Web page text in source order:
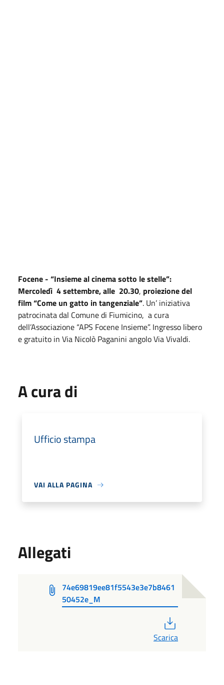
Focene - “Insieme al cinema sotto le stelle”:
Mercoledì 4 settembre, alle 20.30, proiezione del
film “Come un gatto in tangenziale”. Un’ iniziativa
patrocinata dal Comune di Fiumicino, a cura
dell’Associazione “APS Focene Insieme”. Ingresso libero
e gratuito in Via Nicolò Paganini angolo Via Vivaldi.
A cura di
Ufficio stampa
VAI ALLA PAGINA
Allegati
74e69819ee81f5543e3e7b8461
50452e_M
Scarica